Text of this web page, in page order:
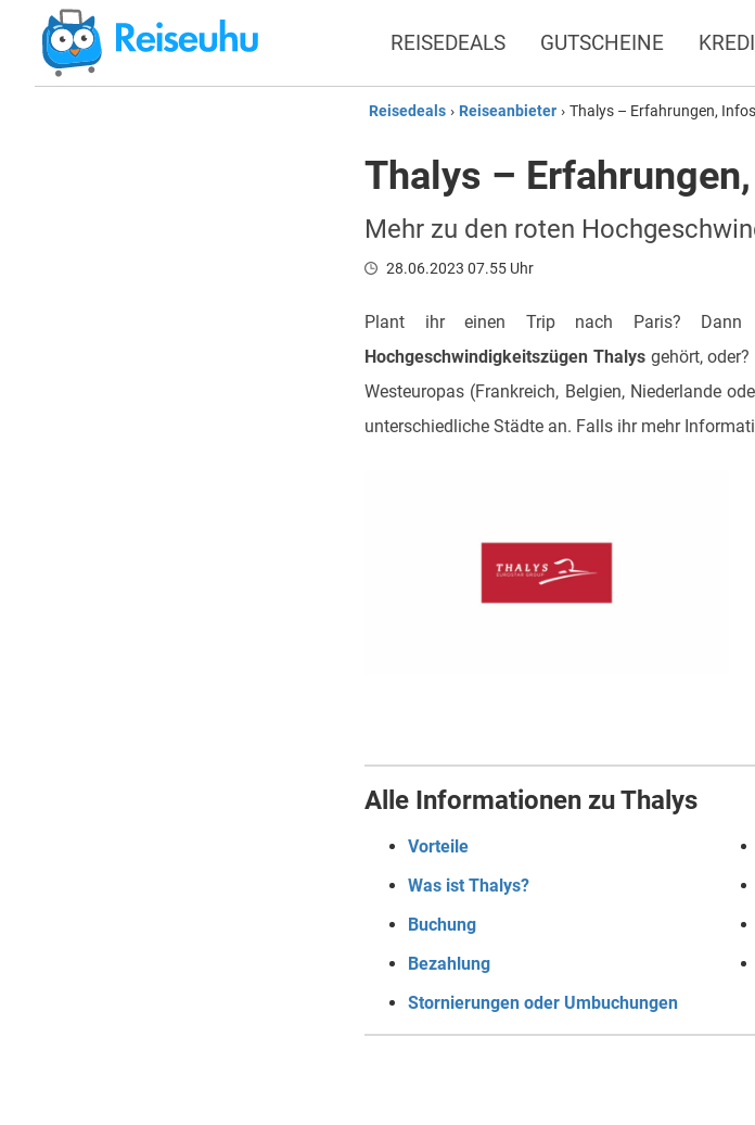
REISEDEALS GUTSCHEINE
Reisedeals › Reiseanbieter › Thalys – Erfahrungen,
Thalys –
Mehr zu den roten
28.06.2023 07.55 Uhr
Plant ihr einen Trip nach Paris?
Hochgeschwindigkeitszügen Thalysgehört, oder?
Westeuropas (Frankreich, Belgien, Niederlande
unterschiedliche Städte an. Falls ihr mehr
Alle Informationen zu Thalys
Vorteile
Was ist Thalys?
Buchung
Bezahlung
Stornierungen oder Umbuchungen